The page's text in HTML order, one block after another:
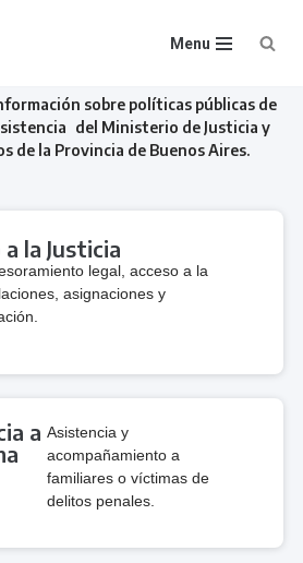
Menu
sobre políticas públicas de
del Ministerio de Justicia y
de la Provincia de Buenos Aires.
la Justicia
legal, acceso a la
asignaciones y
a Asistencia y
acompañamiento a
familiares o víctimas de
delitos penales.